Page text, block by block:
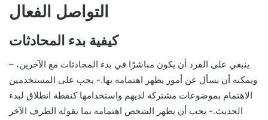
التواصل الفعال
كيفية بدء المحادثات
– ينبغي على الفرد أن يكون مباشرًا في بدء المحادثات مع الآخرين،
ويمكنه أن يسأل عن أمور يظهر اهتمامه بها.- يجب على المستخدمين
الاهتمام بموضوعات مشتركة لديهم واستخدامها كنقطة انطلاق لبدء
الحديث.- يحب أن يظهر الشخص اهتمامه بما يقوله الطرف الآخر